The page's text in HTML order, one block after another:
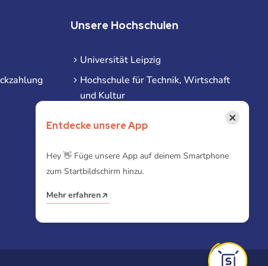
Unsere Hochschulen
Universität Leipzig
Hochschule für Technik, Wirtschaft
und Kultur
Hochschule für Musik und Theater
HHL Leipzig
Duale Hochschule Sachsen (DHSN)
am Standort Leipzig
Entdecke unsere App
×
Hey 👋 Füge unsere App auf deinem Smartphone
zum Startbildschirm hinzu.
Mehr erfahren